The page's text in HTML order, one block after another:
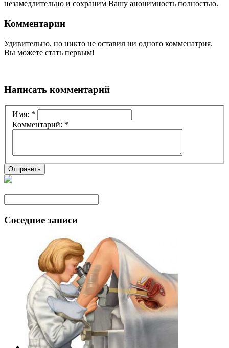
незамедлительно и сохраним Вашу анонимность полностью.
Комментарии
Удивительно, но никто не оставил ни одного комменатрия.
Вы можете стать первым!
Написать комментарий
Имя: *
Комментарий: *
Соседние записи